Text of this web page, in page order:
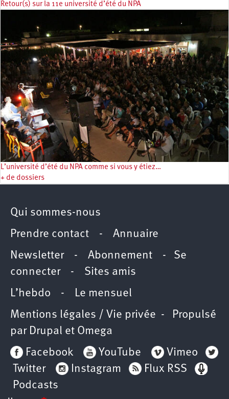
Retour(s) sur la 11e université d’été du NPA
L’université d’été du NPA comme si vous y étiez…
+ de dossiers
Qui sommes-nous
Prendre contact - Annuaire
Newsletter - Abonnement - Se
connecter- Sites amis
L’hebdo - Le mensuel
Mentions légales / Vie privée - Propulsé
par Drupal et Omega
Facebook
YouTube
Vimeo
Twitter
Instagram
Flux RSS
Podcasts